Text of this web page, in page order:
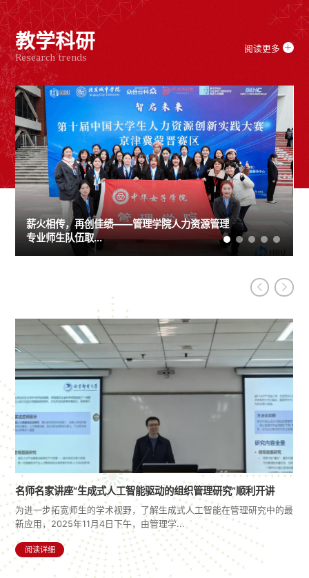
教学科研
Research trends
阅读更多
顺应金融行业发展变化 探索金融人才培养特色 —
管理学院金融...
薪火相传，再创佳绩——管理学院人力资源管理
专业师生队伍取...
管理学院组织“AI+HR”人机协作时代，数智化人
力资源管理人才...
管理学院副教授肖练练入选“2024中国知网高被
引学者”
合肥工业大学一行莅临我校管理学院调研交流
顺应金融行业发展变化 探索金融人才培养特色 —
管理学院金融...
薪火相传，再创佳绩——管理学院人力资源管理
专业师生队伍取...
名师名家讲座“生成式人工智能驱动的组织管理研究”顺利开讲
为进一步拓宽师生的学术视野，了解生成式人工智能在管理研究中的最
新应用，2025年11月4日下午，由管理学...
阅读详细